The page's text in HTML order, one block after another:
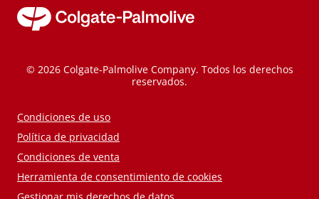
© 2026 Colgate-Palmolive Company. Todos los derechos
reservados.
Condiciones de uso
Política de privacidad
Condiciones de venta
Herramienta de consentimiento de cookies